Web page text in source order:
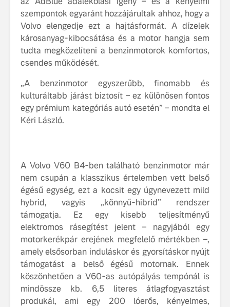
szempontok egyaránt hozzájárultak ahhoz, hogy a
Volvo elengedje ezt a hajtásformát. A dízelek
károsanyag-kibocsátása és a motor hangja sem
tudta megközelíteni a benzinmotorok komfortos,
csendes működését.
„A benzinmotor egyszerűbb, finomabb és
kulturáltabb járást biztosít – ez különösen fontos
egy prémium kategóriás autó esetén” – mondta el
Kéri László.
A Volvo V60 B4-ben található benzinmotor már
nem csupán a klasszikus értelemben vett belső
égésű egység, ezt a kocsit egy úgynevezett mild
hybrid, vagyis „könnyű-hibrid” rendszer
támogatja. Ez egy kisebb teljesítményű
elektromos rásegítést jelent – nagyjából egy
motorkerékpár erejének megfelelő mértékben –,
amely elsősorban induláskor és gyorsításkor nyújt
támogatást a belső égésű motornak. Ennek
köszönhetően a V60-as autópályás tempónál is
mindössze kb. 6,5 literes átlagfogyasztást
produkál, ami egy 200 lóerős, kényelmes,
tisztán
Volvo
A Volvo
Country:
képes,
Milliók számára lett
elérhető a Volvo
Car UX élmény
Az új Volvo EX60 új
szintre emeli a
fenntarthatóságot
gondosan
amelynek
Az autó,
ismerje
tisztán
Volvo